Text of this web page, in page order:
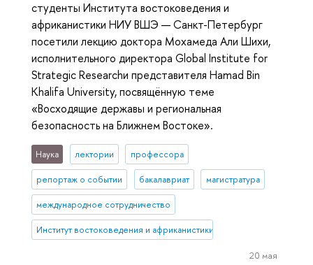
студенты Института востоковедения и
африканистики НИУ ВШЭ — Санкт-Петербург
посетили лекцию доктора Мохамеда Али Шихи,
исполнительного директора Global Institute for
Strategic Researchи представителя Hamad Bin
Khalifa University, посвящённую теме
«Восходящие державы и региональная
безопасность на Ближнем Востоке».
Наука лектории профессора
репортаж о событии бакалавриат магистратура
международное сотрудничество
Институт востоковедения и африканистики
20 мая